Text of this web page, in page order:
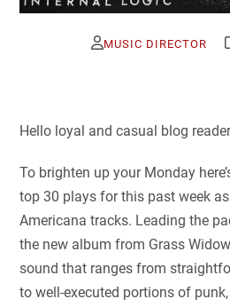
MUSIC DIRECTOR
Hello loyal and casual blog
To brighten up your Monday
top 30 plays for this past week
Americana tracks. Leading the
the new album from Grass
sound that ranges from
to well-executed portions of punk,